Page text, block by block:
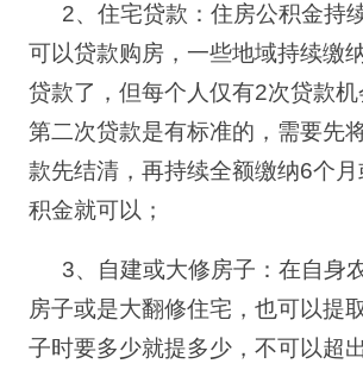
2、住宅贷款：住房公积金持
可以贷款购房，一些地域持续缴
贷款了，但每个人仅有2次贷款机
第二次贷款是有标准的，需要先
款先结清，再持续全额缴纳6个月
积金就可以 ；
3、
自建或大修房子：在自身
房子或是大翻修住宅，也可以提
子时要多少就提多少，不可以超